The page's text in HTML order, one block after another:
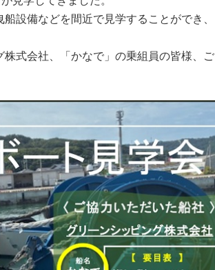
設備などを間近で見学することができ、
式会社、「かなで」の乗組員の皆様、ご